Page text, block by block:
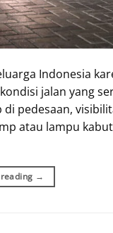
Indonesia
jalan yang
pedesaan,
atau lampu
→